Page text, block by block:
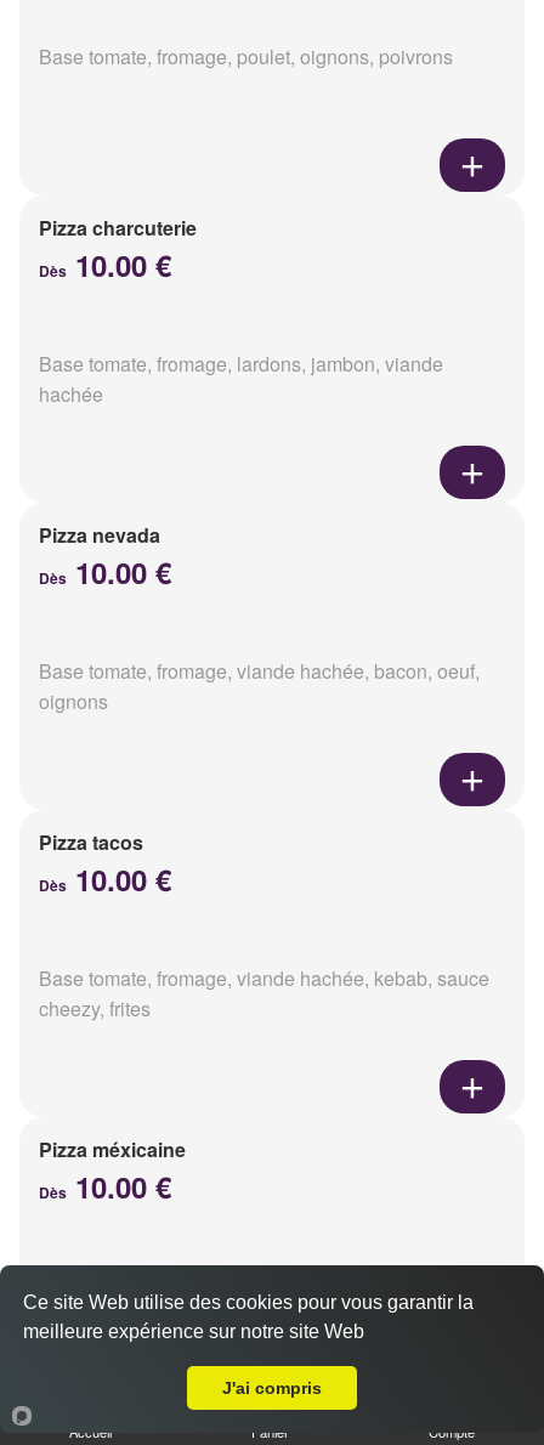
Base tomate, fromage, poulet, oignons, poivrons
Pizza charcuterie
Dès 10.00 €
Base tomate, fromage, lardons, jambon, viande
hachée
Pizza nevada
Dès 10.00 €
Base tomate, fromage, viande hachée, bacon, oeuf,
oignons
Pizza tacos
Dès 10.00 €
Base tomate, fromage, viande hachée, kebab, sauce
cheezy, frites
Pizza méxicaine
Dès 10.00 €
chorizo, poivrons
Accueil Panier Compte
Ce site Web utilise des cookies pour vous garantir la
meilleure expérience sur notre site Web
J'ai compris